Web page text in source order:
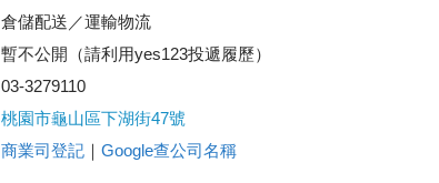
倉儲配送／運輸物流
暫不公開（請利用yes123投遞履歷）
03-3279110
桃園市龜山區下湖街47號
商業司登記 ｜ Google查公司名稱